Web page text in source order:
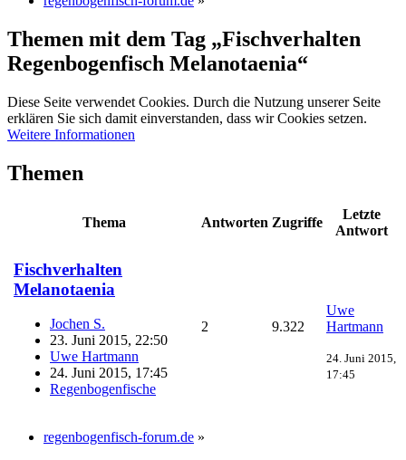
Themen mit dem Tag „Fischverhalten
Regenbogenfisch Melanotaenia“
Diese Seite verwendet Cookies. Durch die Nutzung unserer Seite
erklären Sie sich damit einverstanden, dass wir Cookies setzen.
Weitere Informationen
Themen
Thema Antworten Zugriffe
Letzte
Antwort
Fischverhalten
Melanotaenia
Jochen S.
23. Juni 2015, 22:50
Uwe Hartmann
24. Juni 2015, 17:45
Regenbogenfische
2 9.322
Uwe
Hartmann
24. Juni 2015,
17:45
regenbogenfisch-forum.de »